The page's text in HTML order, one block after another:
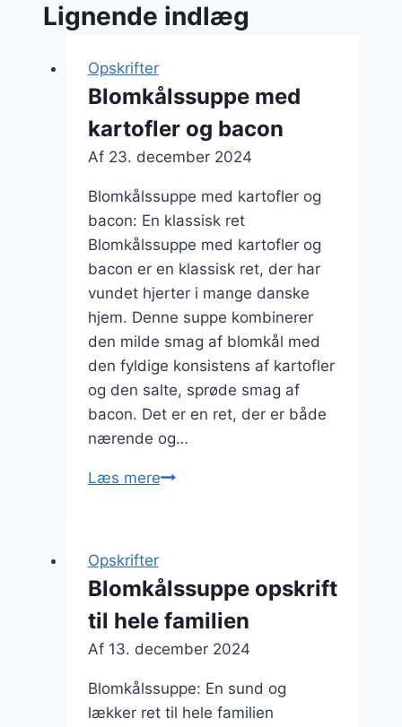
Lignende indlæg
Opskrifter
Blomkålssuppe med
kartofler og bacon
Af 23. december 2024
Blomkålssuppe med kartofler og
bacon: En klassisk ret
Blomkålssuppe med kartofler og
bacon er en klassisk ret, der har
vundet hjerter i mange danske
hjem. Denne suppe kombinerer
den milde smag af blomkål med
den fyldige konsistens af kartofler
og den salte, sprøde smag af
bacon. Det er en ret, der er både
nærende og…
Læs mereBlomkålssuppe
bacon
Opskrifter
Blomkålssuppe opskrift
til hele familien
Af 13. december 2024
Blomkålssuppe: En sund og
lækker ret til hele familien